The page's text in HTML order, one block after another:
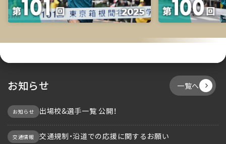
お知らせ 一覧へ
お知らせ 出場校&選手一覧 公開！
交通情報 交通規制・沿道での応援に関するお願い